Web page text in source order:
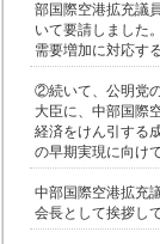
部国際空港拡充議
いて要請しました
需要増加に対応す
②続いて、公明党
大臣に、中部国際
経済をけん引する
の早期実現に向け
中部国際空港拡充
会長として挨拶し